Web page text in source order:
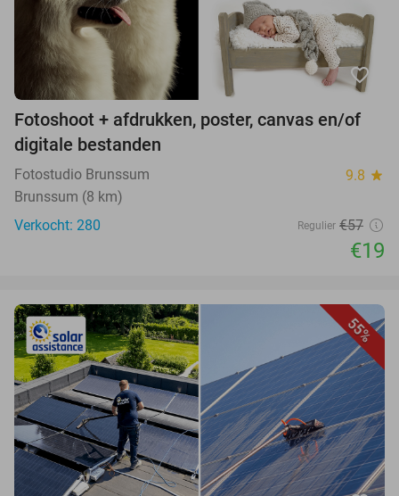
favorite_border
Fotoshoot + afdrukken, poster, canvas en/of
digitale bestanden
Fotostudio Brunssum 9.8 star
Brunssum (8 km)
Verkocht: 280
Regulier €57
€19
55%